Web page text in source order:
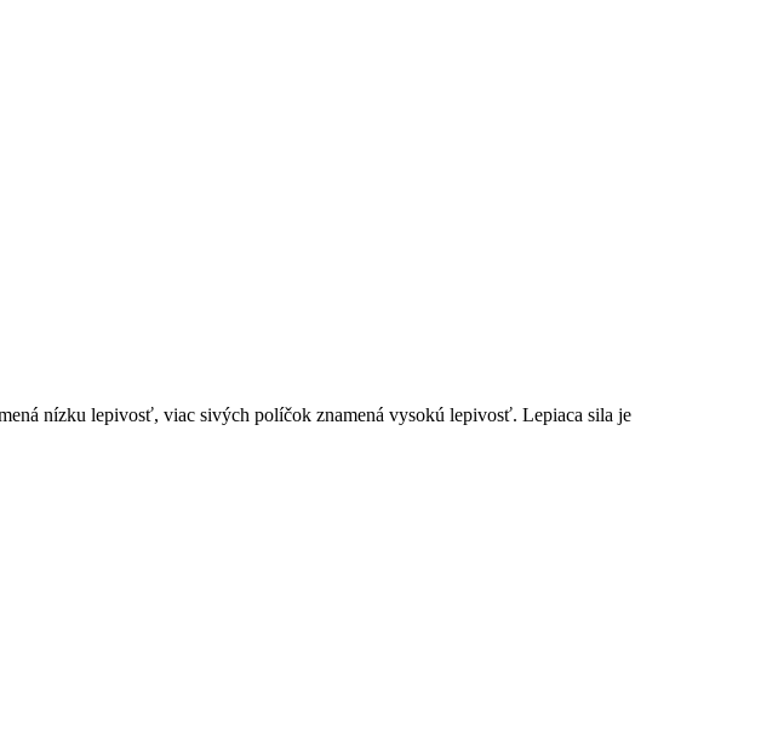
nízku lepivosť, viac sivých políčok znamená vysokú lepivosť. Lepiaca sila je